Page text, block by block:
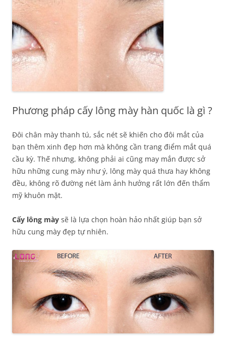
Phương pháp cấy lông mày hàn quốc là gì ?
Đôi chân mày thanh tú, sắc nét sẽ khiến cho đôi mắt của
bạn thêm xinh đẹp hơn mà không cần trang điểm mắt quá
cầu kỳ. Thế nhưng, không phải ai cũng may mắn được sở
hữu những cung mày như ý, lông mày quá thưa hay không
đều, không rõ đường nét làm ảnh hưởng rất lớn đến thẩm
mỹ khuôn mặt.
Cấy lông mày sẽ là lựa chọn hoàn hảo nhất giúp bạn sở
hữu cung mày đẹp tự nhiên.